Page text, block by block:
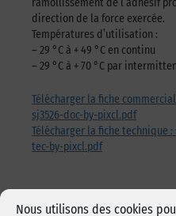
Nous utilisons des cookies
ramollissement de l’adhésif
direction de la force exercée.
Températures d’utilisation :
– 29 °C à + 49 °C en continu
– 29 °C à + 70 °C par
Télécharger la fiche
sj3526-doc-by-pixcl.pdf
Télécharger la fiche technique
tec-by-pixcl.pdf